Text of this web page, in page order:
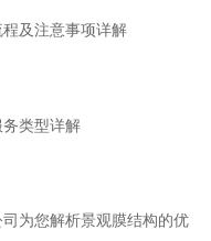
及注意事项详解
类型详解
为您解析景观膜结构的优